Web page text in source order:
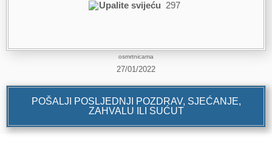
Upalite svijeću 297
osmrtnicama
27/01/2022
POŠALJI POSLJEDNJI POZDRAV, SJEĆANJE,
ZAHVALU ILI SUĆUT